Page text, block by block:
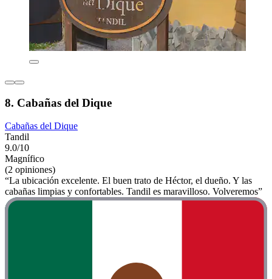
8. Cabañas del Dique
Cabañas del Dique
Tandil
9.0/10
Magnífico
(2 opiniones)
“La ubicación excelente. El buen trato de Héctor, el dueño. Y las
cabañas limpias y confortables. Tandil es maravilloso. Volveremos”